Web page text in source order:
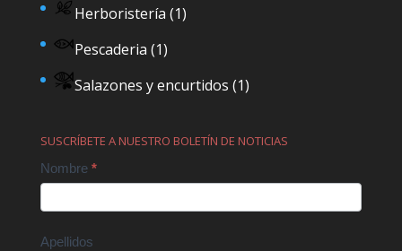
Herboristería (1)
Pescaderia (1)
Salazones y encurtidos (1)
SUSCRÍBETE A NUESTRO BOLETÍN DE NOTICIAS
Contact
Nombre *
Apellidos